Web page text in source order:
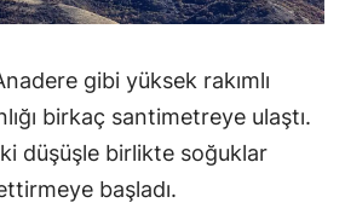
gibi yüksek rakımlı
birkaç santimetreye ulaştı.
düşüşle birlikte soğuklar
başladı.